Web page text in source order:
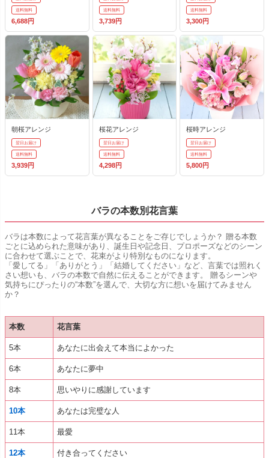
送料無料
6,688円
送料無料
3,739円
送料無料
3,300円
朝桜アレンジ
翌日お届け
送料無料
3,939円
桜花アレンジ
翌日お届け
送料無料
4,298円
桜時アレンジ
翌日お届け
送料無料
5,800円
バラの本数別花言葉
バラは本数によって花言葉が異なることをご存じでしょうか？ 贈る本数
ごとに込められた意味があり、誕生日や記念日、プロポーズなどのシーン
に合わせて選ぶことで、花束がより特別なものになります。
「愛してる」「ありがとう」「結婚してください」など、言葉では照れく
さい想いも、バラの本数で自然に伝えることができます。 贈るシーンや
気持ちにぴったりの“本数”を選んで、大切な方に想いを届けてみません
か？
本数 花言葉
5本 あなたに出会えて本当によかった
6本 あなたに夢中
8本 思いやりに感謝しています
10本 あなたは完璧な人
11本 最愛
12本 付き合ってください